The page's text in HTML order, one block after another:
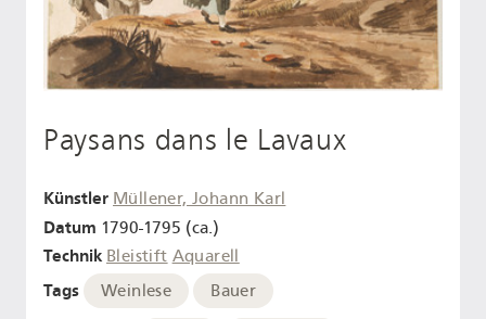
Paysans dans le Lavaux
Künstler Müllener, Johann Karl
Datum 1790-1795 (ca.)
Technik Bleistift Aquarell
Tags Weinlese Bauer